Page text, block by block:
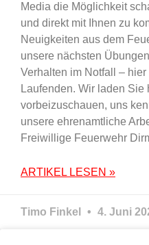
Media die Möglichkeit
und direkt mit Ihnen zu
Neuigkeiten aus dem
unsere nächsten
Verhalten im Notfall –
Laufenden. Wir laden
vorbeizuschauen, uns
unsere ehrenamtliche
Freiwillige Feuerwehr
ARTIKEL LESEN »
Timo Finkel 4. Juni